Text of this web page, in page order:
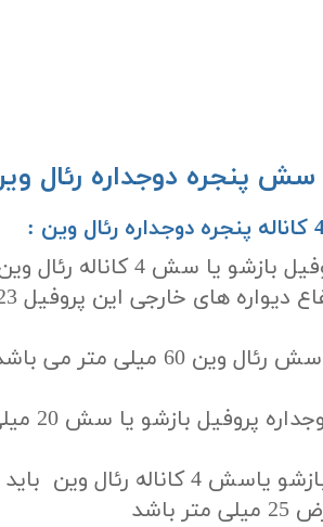
ارتفاع دیواره های خارجی پروفیل بازشو یا سش 4 کاناله رئال
77 میلی متر می باشد و ارتفاع
پهنا یا قطر پروفیل بازشو یا سش رئال وین 60 میلی متر می
ضخامت نشیمنگاه شیشه دوجداره
گالوانیزه مصرفی در پروفیل بازشو یاسش 4 کاناله رئال وین باید